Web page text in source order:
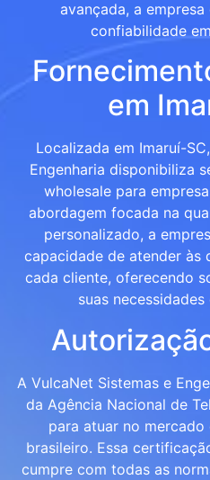
avançada, a
confiabilidade
em
Localizada em Imaruí-
Engenharia disponibiliza
wholesale para
abordagem focada na
personalizado, a
capacidade de atender às
cada cliente, oferecendo
suas
A VulcaNet Sistemas e
da Agência Nacional de
para atuar no
brasileiro. Essa
cumpre com todas as